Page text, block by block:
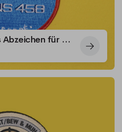
Ein personalisiertes Abzeichen für die Seenotretter der Île de Ré